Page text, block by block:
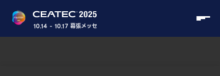
10.14 - 10.17 幕張メッセ